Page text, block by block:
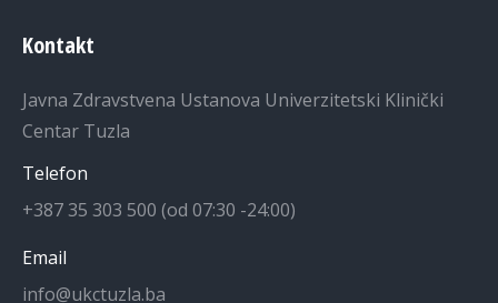
Kontakt
Javna Zdravstvena Ustanova Univerzitetski Klinički
Centar Tuzla
Telefon
+387 35 303 500 (od 07:30 -24:00)
Email
info@ukctuzla.ba